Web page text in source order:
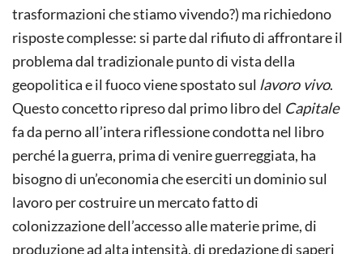
trasformazioni che stiamo vivendo?) ma richiedono
risposte complesse: si parte dal rifiuto di affrontare il
problema dal tradizionale punto di vista della
geopolitica e il fuoco viene spostato sul lavoro vivo.
Questo concetto ripreso dal primo libro del Capitale
fa da perno all’intera riflessione condotta nel libro
perché la guerra, prima di venire guerreggiata, ha
bisogno di un’economia che eserciti un dominio sul
lavoro per costruire un mercato fatto di
colonizzazione dell’accesso alle materie prime, di
produzione ad alta intensità, di predazione di saperi